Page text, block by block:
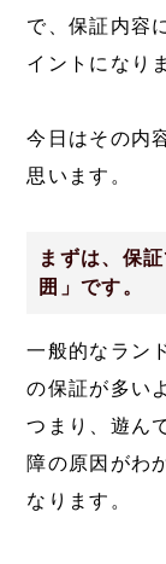
で、保証内容
イントになり
今日はその内
思います。
まずは、保
囲」です。
一般的なラン
の保証が多い
つまり、遊ん
障の原因がわ
なります。